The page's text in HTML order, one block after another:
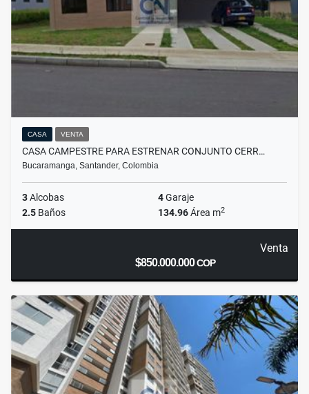
CASA VENTA
CASA CAMPESTRE PARA ESTRENAR CONJUNTO CERR…
Bucaramanga, Santander, Colombia
3Alcobas 4Garaje
2.5 Baños 134.96Área m2
Venta
$850.000.000COP